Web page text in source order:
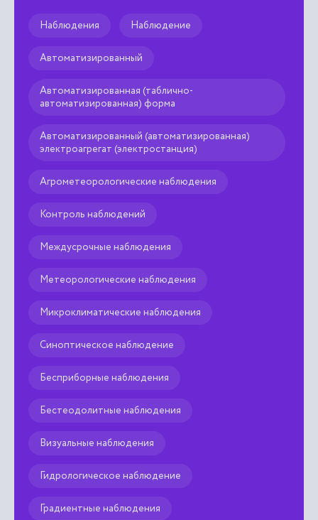
Наблюдения Наблюдение
Автоматизированный
Автоматизированная (таблично-
автоматизированная) форма
Автоматизированный (автоматизированная)
электроагрегат (электростанция)
Агрометеорологические наблюдения
Контроль наблюдений
Междусрочные наблюдения
Метеорологические наблюдения
Микроклиматические наблюдения
Синоптическое наблюдение
Бесприборные наблюдения
Бестеодолитные наблюдения
Визуальные наблюдения
Гидрологическое наблюдение
Градиентные наблюдения